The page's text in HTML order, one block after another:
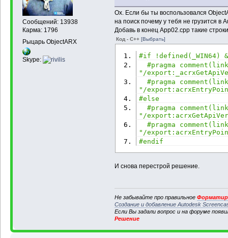
Сообщений: 13938
Карма: 1796
Рыцарь ObjectARX
Skype:
Ох. Если бы ты воспользовался
на поиск почему у тебя не грузится в
Добавь в конец App02.cpp такие
Код - C++ [Выбрать]
#if !defined(_WIN64)
#pragma
"/
#pragma
"/
#else
#pragma
"/
#pragma
"/
#endif
И снова перестрой решение.
Не забывайте про правильное
Создание и добавление Autodesk
Если Вы задали вопрос и на форуме
Решение